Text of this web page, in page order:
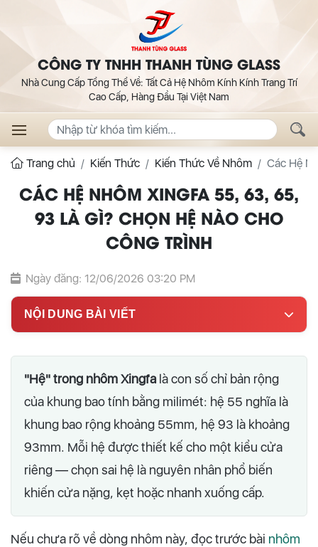
CÔNG TY TNHH THANH TÙNG GLASS
Nhà Cung Cấp Tổng Thể Về: Tất Cả Hệ Nhôm Kính Kính Trang Trí
Cao Cấp, Hàng Đầu Tại Việt Nam
Trang chủ Kiến Thức Kiến Thức Về Nhôm Các Hệ
CÁC HỆ NHÔM XINGFA 55, 63, 65,
93 LÀ GÌ? CHỌN HỆ NÀO CHO
CÔNG TRÌNH
Ngày đăng: 12/06/2026 03:20 PM
NỘI DUNG BÀI VIẾT
"Hệ" trong nhôm Xingfa là con số chỉ bản rộng
của khung bao tính bằng milimét: hệ 55 nghĩa là
khung bao rộng khoảng 55mm, hệ 93 là khoảng
93mm. Mỗi hệ được thiết kế cho một kiểu cửa
riêng — chọn sai hệ là nguyên nhân phổ biến
khiến cửa nặng, kẹt hoặc nhanh xuống cấp.
Nếu chưa rõ về dòng nhôm này, đọc trước bài nhôm